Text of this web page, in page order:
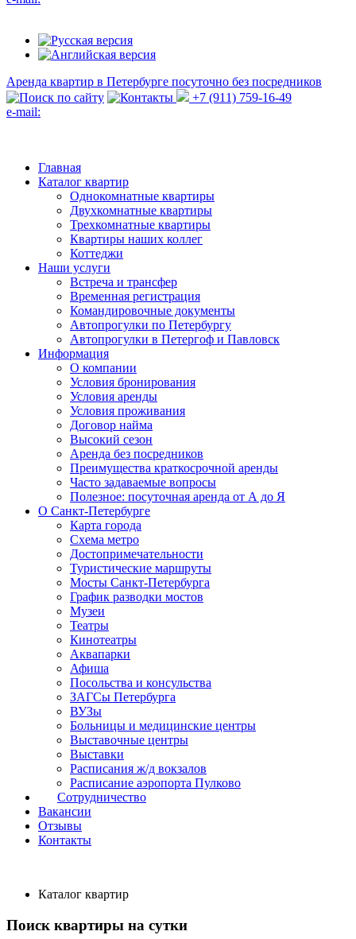
Аренда квартир в Петербурге посуточно без посредников
+7 (911) 759-16-49
e-mail:
Главная
Каталог квартир
Однокомнатные квартиры
Двухкомнатные квартиры
Трехкомнатные квартиры
Квартиры наших коллег
Коттеджи
Наши услуги
Встреча и трансфер
Временная регистрация
Командировочные документы
Автопрогулки по Петербургу
Автопрогулки в Петергоф и Павловск
Информация
О компании
Условия бронирования
Условия аренды
Условия проживания
Договор найма
Высокий сезон
Аренда без посредников
Преимущества краткосрочной аренды
Часто задаваемые вопросы
Полезное: посуточная аренда от А до Я
О Санкт-Петербурге
Карта города
Схема метро
Достопримечательности
Туристические маршруты
Мосты Санкт-Петербурга
График разводки мостов
Музеи
Театры
Кинотеатры
Аквапарки
Афиша
Посольства и консульства
ЗАГСы Петербурга
ВУЗы
Больницы и медицинские центры
Выставочные центры
Выставки
Расписания ж/д вокзалов
Расписание аэропорта Пулково
Сотрудничество
Вакансии
Отзывы
Контакты
Каталог квартир
Поиск квартиры на сутки